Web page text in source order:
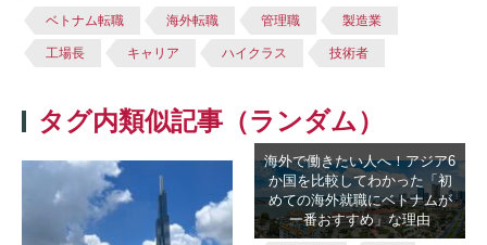
ベトナム転職 海外転職 管理職 製造業
工場長 キャリア ハイクラス 技術者
タグ内類似記事（ランダム）
海外で働きたい人へ！アジア6
か国を比較してわかった「初
めての海外就職にベトナムが
一番おすすめ」な理由